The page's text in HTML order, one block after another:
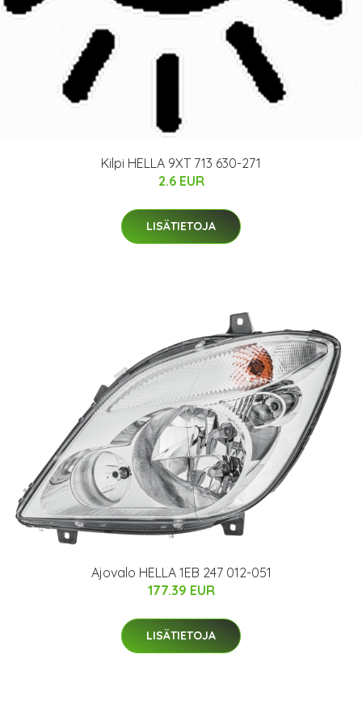
Kilpi HELLA 9XT 713 630-271
2.6 EUR
LISÄTIETOJA
Ajovalo HELLA 1EB 247 012-051
177.39 EUR
LISÄTIETOJA